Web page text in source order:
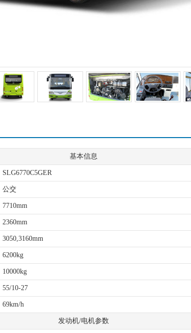
基本信息
SLG6770C5GER
公交
7710mm
2360mm
3050,3160mm
6200kg
10000kg
55/10-27
69km/h
发动机/电机参数